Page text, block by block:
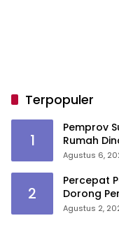
Terpopuler
1
Pemprov
Rumah
Agustus 6,
2
Percepat
Dorong
Medan
Agustus 2,